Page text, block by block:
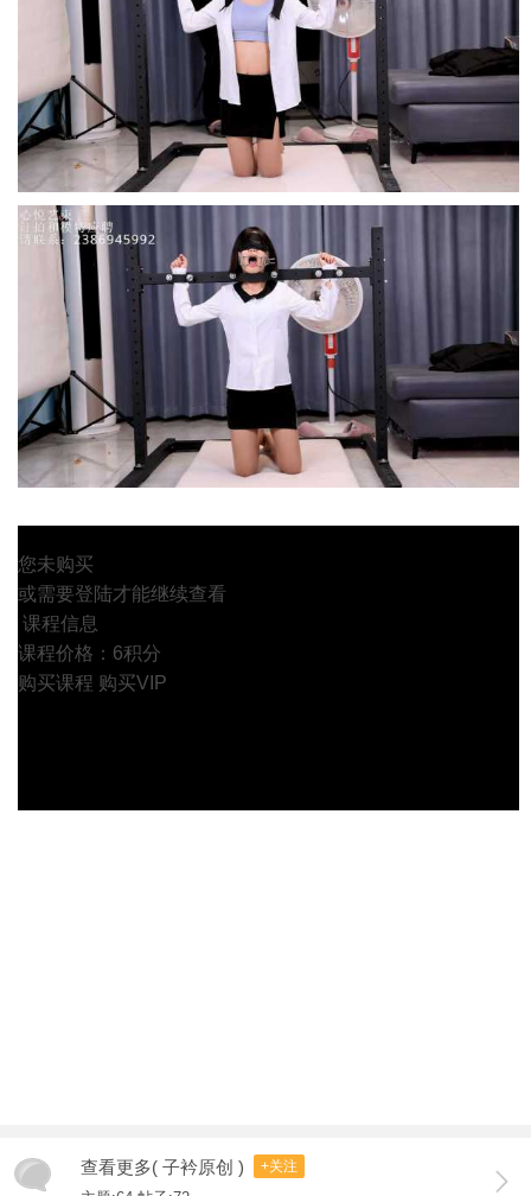
您未购买
或需要登陆才能继续查看
课程信息
课程价格：6积分
购买课程 购买VIP
查看更多( 子衿原创 ) +关注